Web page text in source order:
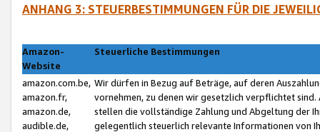
ANHANG 3: STEUERBESTIMMUNGEN FÜR DIE
Amazon-
Website
Steuerliche Bestimmungen
amazon.com.be,
amazon.fr,
amazon.de,
audible.de,
Wir dürfen in Bezug auf Beträge, auf deren
vornehmen, zu denen wir gesetzlich verpflichtet
stellen die vollständige Zahlung und Abgeltung der
gelegentlich steuerlich relevante Informationen von